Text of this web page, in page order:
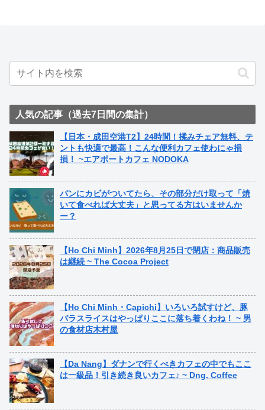
人気の記事（過去7日間の集計）
【日本・成田空港T2】24時間！揉みチェア無料、テ
ントも快適で最高！こんな便利カフェ使わにゃ損
損！ ~エアポートカフェ NODOKA
パンにカビがついてたら、その部分だけ取って「焼
いて食べれば大丈夫」と思ってる方はいませんか
ー？
【Ho Chi Minh】2026年8月25日で閉店：商品販売
は継続 ~ The Cocoa Project
【Ho Chi Minh・Capichi】いろいろ試すけど、豚
バラスライスはやっぱりここに落ち着くわね！ ~ 男
の食材店木村屋
【Da Nang】ダナンで行くべきカフェの中でもここ
は一級品！引き続き良いカフェ♪ ~ Dng. Coffee